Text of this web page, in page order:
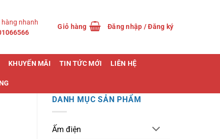
nhanh
Giỏ hàng Đăng nhập / Đăng ký
KHUYẾN MÃI TIN TỨC MỚI LIÊN HỆ
DANH MỤC SẢN PHẨM
Ấm điện